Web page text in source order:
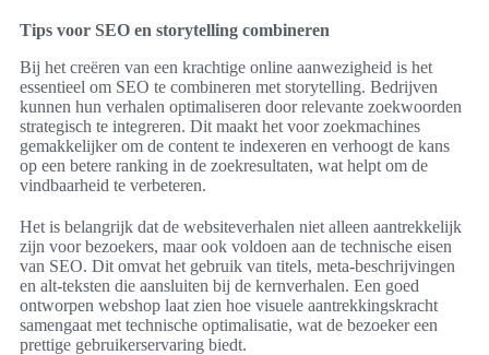
Tips voor SEO en storytelling combineren
Bij het creëren van een krachtige online aanwezigheid is het
essentieel om SEO te combineren met storytelling. Bedrijven
kunnen hun verhalen optimaliseren door relevante zoekwoorden
strategisch te integreren. Dit maakt het voor zoekmachines
gemakkelijker om de content te indexeren en verhoogt de kans
op een betere ranking in de zoekresultaten, wat helpt om de
vindbaarheid te verbeteren.
Het is belangrijk dat de websiteverhalen niet alleen aantrekkelijk
zijn voor bezoekers, maar ook voldoen aan de technische eisen
van SEO. Dit omvat het gebruik van titels, meta-beschrijvingen
en alt-teksten die aansluiten bij de kernverhalen. Een goed
ontworpen webshop laat zien hoe visuele aantrekkingskracht
samengaat met technische optimalisatie, wat de bezoeker een
prettige gebruikerservaring biedt.